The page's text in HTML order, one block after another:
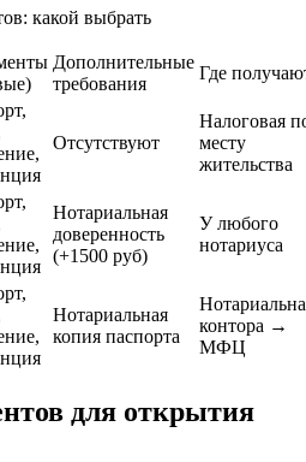
какой выбрать
Дополнительные
требования
Где
Отсутствуют
Налоговая
месту
жительства
Нотариальная
доверенность
(+1500 руб)
У любого
нотариуса
Нотариальная
копия паспорта
контора →
МФЦ
для открытия